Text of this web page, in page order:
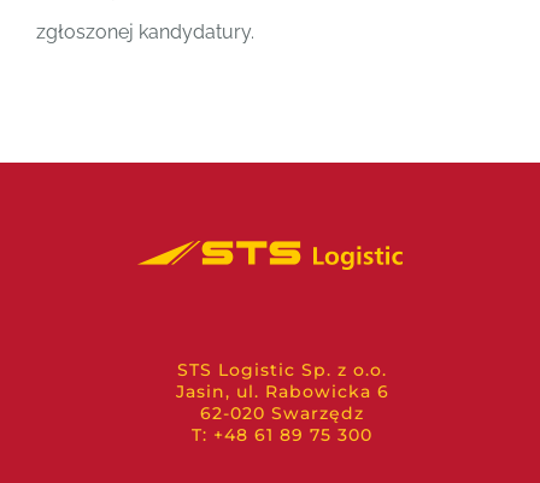
zgłoszonej kandydatury.
STS Logistic Sp. z o.o.
Jasin, ul. Rabowicka 6
62-020 Swarzędz
T: +48 61 89 75 300